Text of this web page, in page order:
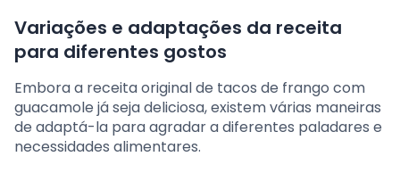
Variações e adaptações da receita
para diferentes gostos
Embora a receita original de tacos de frango com
guacamole já seja deliciosa, existem várias maneiras
de adaptá-la para agradar a diferentes paladares e
necessidades alimentares.